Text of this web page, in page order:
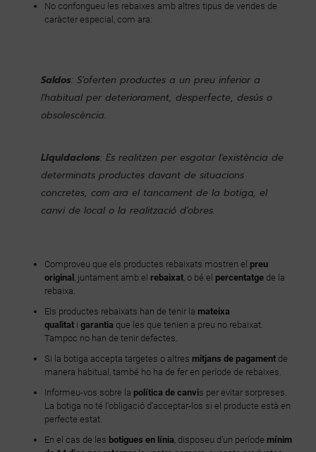
No confongueu les rebaixes amb altres tipus de vendes de
caràcter especial, com ara:
Saldos: S'oferten productes a un preu inferior a
l'habitual per deteriorament, desperfecte, desús o
obsolescència.
Liquidacions: Es realitzen per esgotar l'existència de
determinats productes davant de situacions
concretes, com ara el tancament de la botiga, el
canvi de local o la realització d'obres.
Comproveu que els productes rebaixats mostren el preu
original , juntament amb el rebaixat, o bé el percentatge de la
rebaixa.
Els productes rebaixats han de tenir la mateixa
qualitat i garantia que les que tenien a preu no rebaixat.
Tampoc no han de tenir defectes.
Si la botiga accepta targetes o altres mitjans de pagament de
manera habitual, també ho ha de fer en període de rebaixes.
Informeu-vos sobre la política de canvis per evitar sorpreses.
La botiga no té l'obligació d'acceptar-los si el producte està en
perfecte estat.
En el cas de les botigues en línia, disposeu d'un període mínim